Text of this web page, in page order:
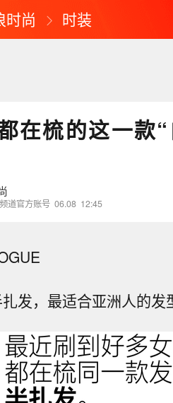
时尚 时装
在梳的这一款
道官方账号 06.08 12:45
发，最适合亚洲人的发